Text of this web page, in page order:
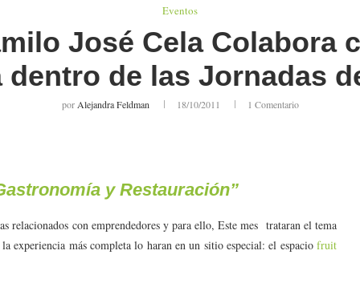
Eventos
José Cela Colabora
dentro de las Jornadas
porAlejandra Feldman 18/10/2011 1 Comentario
y Restauración”
con emprendedores y para ello, Este mes trataran el tema
experiencia más completa lo haran en un sitio especial: el espaciofruit